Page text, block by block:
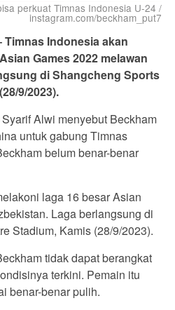
perkuat Timnas Indonesia U-24 /
instagram.com/beckham_put7
Timnas Indonesia akan
Games 2022 melawan
di Shangcheng Sports
9/2023).
Alwi menyebut Beckham
untuk gabung Timnas
belum benar-benar
laga 16 besar Asian
Laga berlangsung di
Stadium, Kamis (28/9/2023).
tidak dapat berangkat
terkini. Pemain itu
benar-benar pulih.